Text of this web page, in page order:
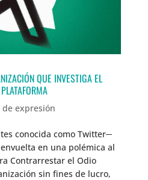
QUE INVESTIGA EL
expresión
conocida como Twitter─
en una polémica al
Contrarrestar el Odio
sin fines de lucro,